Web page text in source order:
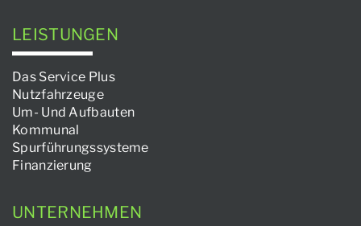
LEISTUNGEN
Das Service Plus
Nutzfahrzeuge
Um- Und Aufbauten
Kommunal
Spurführungssysteme
Finanzierung
UNTERNEHMEN